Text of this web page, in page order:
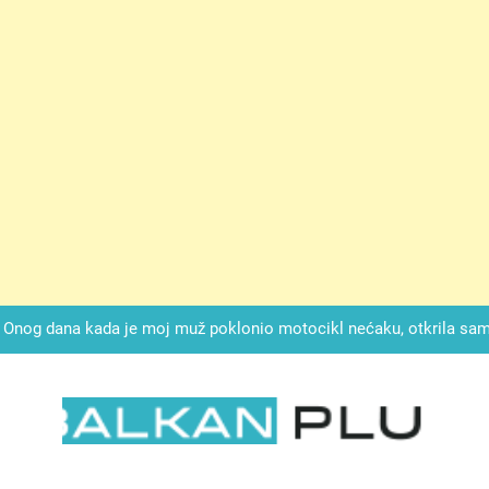
Onog dana kada je moj muž poklonio motocikl nećaku, otkrila
SAM ČAŠU: BIO JE SIN ŽENE ZA KOJU SU
mi je svekrva čupala infuziju i šaptala da umrem kako bi se
nije znala da je ispod zavoja ostao gumb koji je snimao svaku